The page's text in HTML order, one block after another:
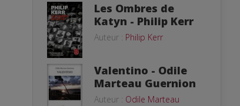
Les Ombres de
Katyn - Philip Kerr
Auteur : Philip Kerr
Valentino - Odile
Marteau Guernion
Auteur : Odile Marteau